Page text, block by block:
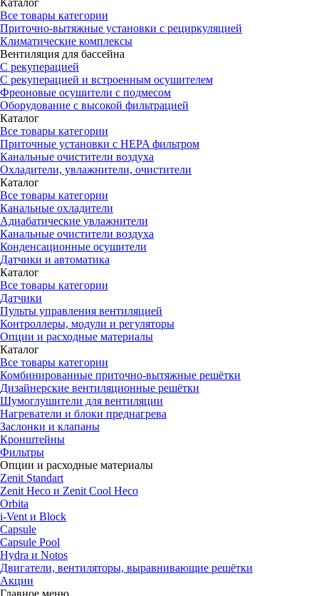
Каталог
Все товары категории
Приточно-вытяжные установки с рециркуляцией
Климатические комплексы
Вентиляция для бассейна
С рекуперацией
С рекуперацией и встроенным осушителем
Фреоновые осушители с подмесом
Оборудование с высокой фильтрацией
Каталог
Все товары категории
Приточные установки c HEPA фильтром
Канальные очистители воздуха
Охладители, увлажнители, очистители
Каталог
Все товары категории
Канальные охладители
Адиабатические увлажнители
Канальные очистители воздуха
Конденсационные осушители
Датчики и автоматика
Каталог
Все товары категории
Датчики
Пульты управления вентиляцией
Контроллеры, модули и регуляторы
Опции и расходные материалы
Каталог
Все товары категории
Комбинированные приточно-вытяжные решётки
Дизайнерские вентиляционные решётки
Шумоглушители для вентиляции
Нагреватели и блоки преднагрева
Заслонки и клапаны
Кронштейны
Фильтры
Опции и расходные материалы
Zenit Standart
Zenit Heco и Zenit Cool Heco
Orbita
i-Vent и Block
Capsule
Capsule Pool
Hydra и Notos
Двигатели, вентиляторы, выравнивающие решётки
Акции
Главное меню